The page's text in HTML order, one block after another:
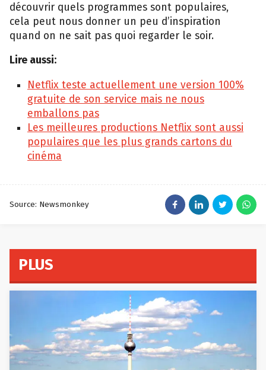
découvrir quels programmes sont populaires,
cela peut nous donner un peu d’inspiration
quand on ne sait pas quoi regarder le soir.
Lire aussi:
Netflix teste actuellement une version 100%
gratuite de son service mais ne nous
emballons pas
Les meilleures productions Netflix sont aussi
populaires que les plus grands cartons du
cinéma
Source: Newsmonkey
PLUS